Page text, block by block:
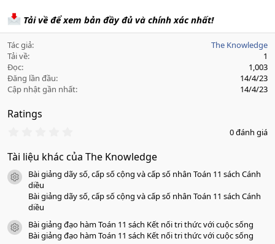
Tải về để xem bản đầy đủ và chính xác nhất!
Tác giả
The Knowledge
Tải về
1
Đọc
1,003
Đăng lần đầu
14/4/23
Cập nhật gần nhất
14/4/23
Ratings
0
0
a
0 đánh giá
Tài liệu khác của The Knowledge
icon tài liệu
Bài giảng dãy số, cấp số cộng và cấp số nhân Toán 11 sách Cánh
diều
Bài giảng dãy số, cấp số cộng và cấp số nhân Toán 11 sách Cánh
diều
icon tài liệu
Bài giảng đạo hàm Toán 11 sách Kết nối tri thức với cuộc sống
Bài giảng đạo hàm Toán 11 sách Kết nối tri thức với cuộc sống